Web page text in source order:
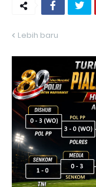
Lebih baru